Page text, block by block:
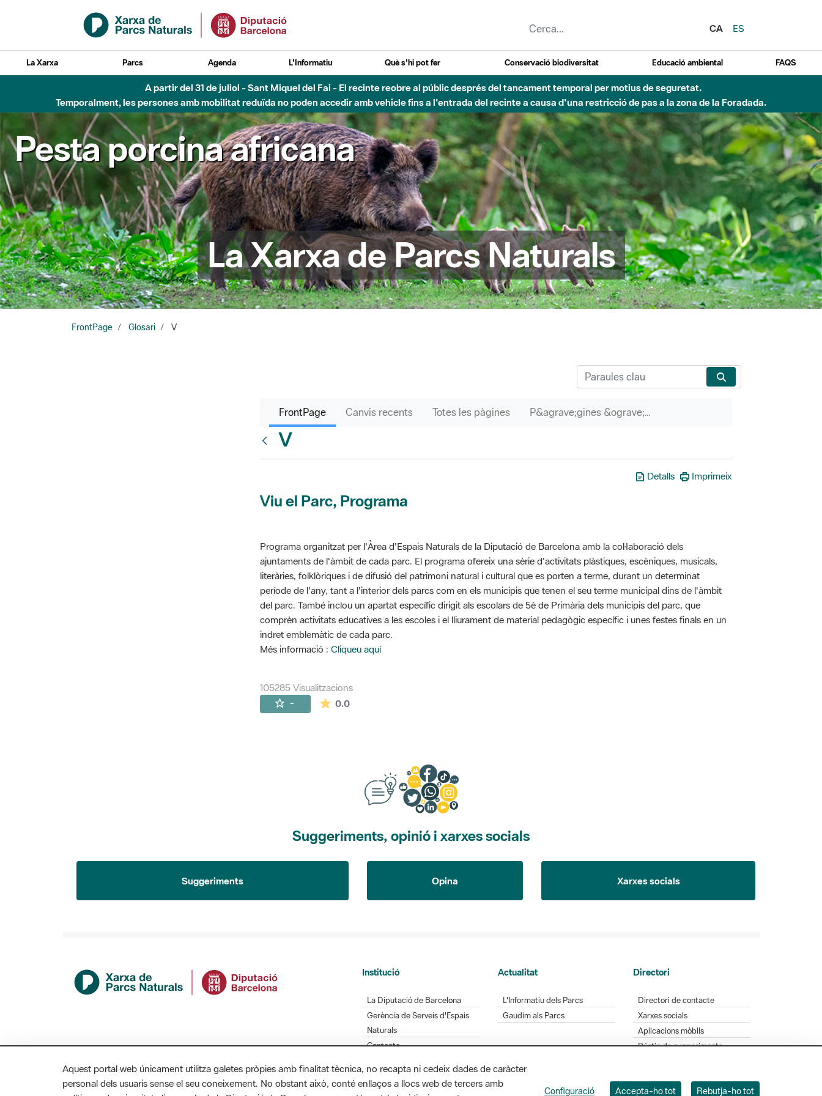
Salta al contingut principal
CA
ES
La Xarxa Parcs Agenda L'Informatiu Què s'hi pot fer Conservació biodiversitat Educació ambiental FAQS
A partir del 31 de juliol - Sant Miquel del Fai - El recinte reobre al públic després del tancament temporal per motius de seguretat.
Temporalment, les persones amb mobilitat reduïda no poden accedir amb vehicle fins a l'entrada del recinte a causa d'una restricció de pas a la zona de la Foradada.
Pesta porcina africana
La Xarxa de Parcs Naturals
FrontPage Glosari V
FrontPage Canvis recents Totes les pàgines P&agrave;gines &ograve;rfenes
V
Detalls Imprimeix
Viu el Parc, Programa
Programa organitzat per l'Àrea d'Espais Naturals de la Diputació de Barcelona amb la col·laboració dels
ajuntaments de l'àmbit de cada parc. El programa ofereix una sèrie d'activitats plàstiques, escèniques, musicals,
literàries, folklòriques i de difusió del patrimoni natural i cultural que es porten a terme, durant un determinat
període de l'any, tant a l'interior dels parcs com en els municipis que tenen el seu terme municipal dins de l'àmbit
del parc. També inclou un apartat específic dirigit als escolars de 5è de Primària dels municipis del parc, que
comprèn activitats educatives a les escoles i el lliurament de material pedagògic específic i unes festes finals en un
indret emblemàtic de cada parc.
Més informació : Cliqueu aquí
105285 Visualitzacions
- 0.0La mitjana de les valoracions és de 0 estrelles de 5.
Suggeriments, opinió i xarxes socials
Suggeriments Opina Xarxes socials
Institució
La Diputació de Barcelona
Gerència de Serveis d'Espais
Naturals
Contacte
Actualitat
L'Informatiu dels Parcs
Gaudim als Parcs
Directori
Directori de contacte
Xarxes socials
Aplicacions mòbils
Bústia de suggeriments
Aquest portal web únicament utilitza galetes pròpies amb finalitat tècnica, no recapta ni cedeix dades de caràcter
personal dels usuaris sense el seu coneixement. No obstant això, conté enllaços a llocs web de tercers amb
Configuració Accepta-ho tot Rebutja-ho tot